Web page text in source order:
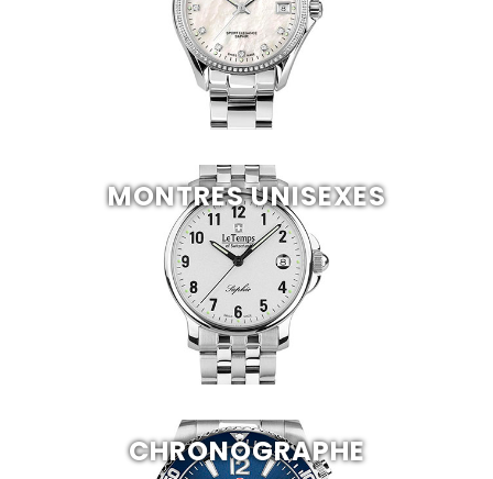
MONTRES UNISEXES
CHRONOGRAPHE